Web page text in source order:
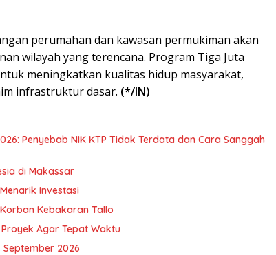
perumahan dan kawasan permukiman akan
wilayah yang terencana. Program Tiga Juta
meningkatkan kualitas hidup masyarakat,
infrastruktur dasar. (*/IN)
Penyebab NIK KTP Tidak Terdata dan Cara Sanggah
di Makassar
Investasi
Kebakaran Tallo
Agar Tepat Waktu
September 2026